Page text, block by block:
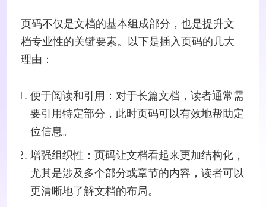
页码不仅是文档的基本组成部分，也是提升文
档专业性的关键要素。以下是插入页码的几大
理由：
便于阅读和引用：对于长篇文档，读者通常需
要引用特定部分，此时页码可以有效地帮助定
位信息。
增强组织性：页码让文档看起来更加结构化，
尤其是涉及多个部分或章节的内容，读者可以
更清晰地了解文档的布局。